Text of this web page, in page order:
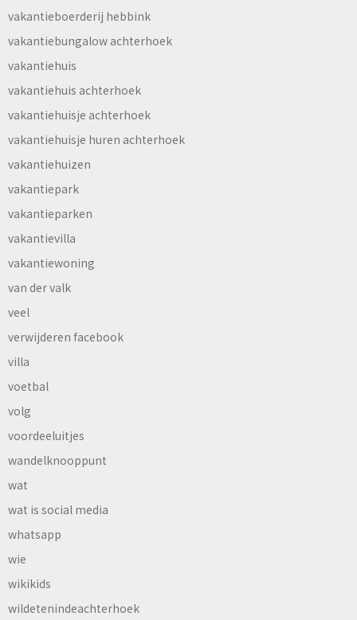
vakantieboerderij hebbink
vakantiebungalow achterhoek
vakantiehuis
vakantiehuis achterhoek
vakantiehuisje achterhoek
vakantiehuisje huren achterhoek
vakantiehuizen
vakantiepark
vakantieparken
vakantievilla
vakantiewoning
van der valk
veel
verwijderen facebook
villa
voetbal
volg
voordeeluitjes
wandelknooppunt
wat
wat is social media
whatsapp
wie
wikikids
wildetenindeachterhoek